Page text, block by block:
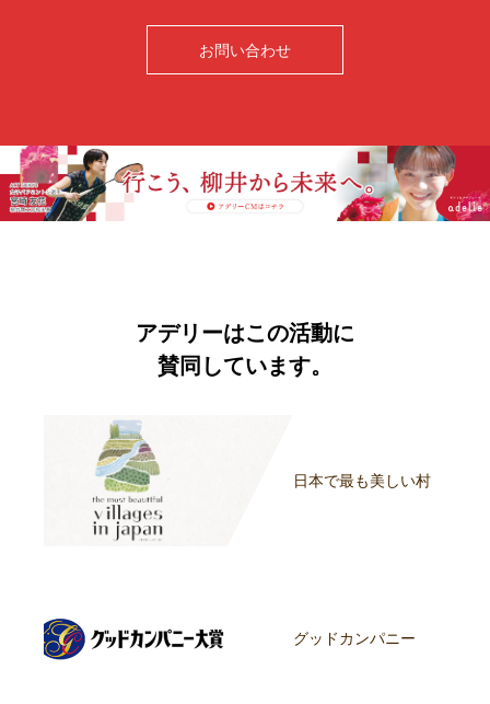
お問い合わせ
アデリーはこの活動に
賛同しています。
日本で最も美しい村
グッドカンパニー